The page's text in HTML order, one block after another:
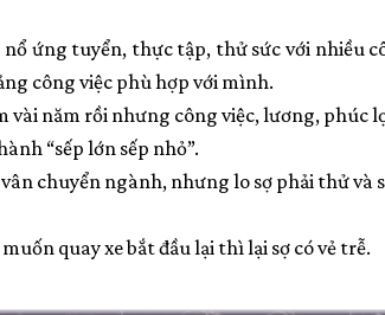
ứng tuyển, thực tập, thử sức với nhiều
công việc phù hợp với mình.
vài năm rồi nhưng công việc, lương, phúc
“sếp lớn sếp nhỏ”.
chuyển ngành, nhưng lo sợ phải thử và
quay xe bắt đầu lại thì lại sợ có vẻ trễ.